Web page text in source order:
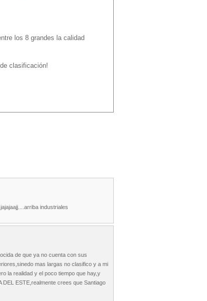
los 8 grandes la calidad
clasificación!
industriales
de que ya no cuenta con sus
mas largas no clasifico y a mi
la realidad y el poco tiempo que hay,y
ESTE,realmente crees que Santiago